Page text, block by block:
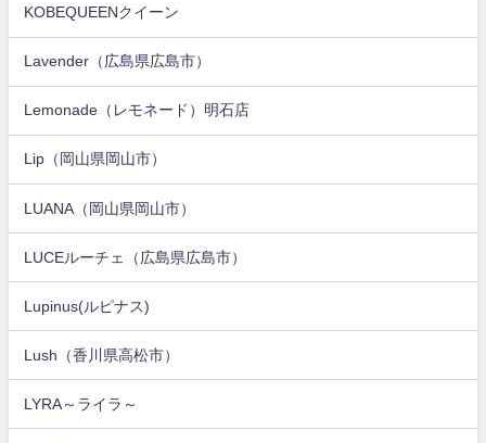
KOBEQUEENクイーン
Lavender（広島県広島市）
Lemonade（レモネード）明石店
Lip（岡山県岡山市）
LUANA（岡山県岡山市）
LUCEルーチェ（広島県広島市）
Lupinus(ルピナス)
Lush（香川県高松市）
LYRA～ライラ～